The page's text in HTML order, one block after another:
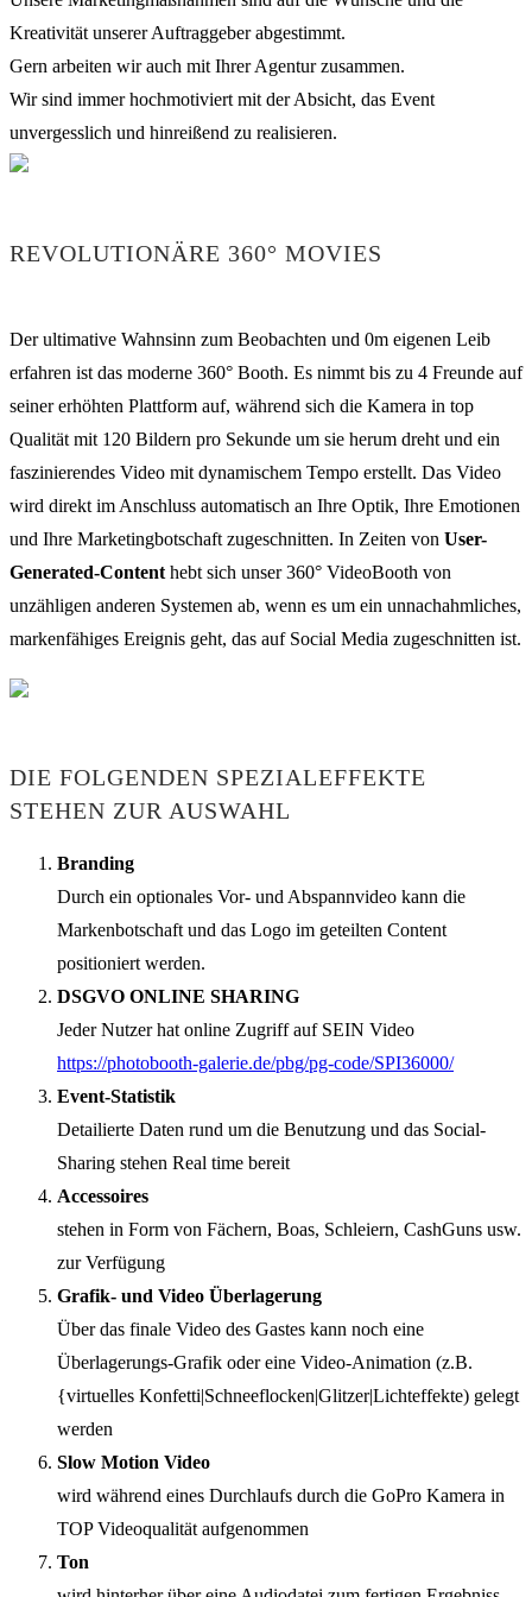
Kreativität unserer Auftraggeber abgestimmt.
Gern arbeiten wir auch mit Ihrer Agentur zusammen.
Wir sind immer hochmotiviert mit der Absicht, das Event
unvergesslich und hinreißend zu realisieren.
REVOLUTIONÄRE 360° MOVIES
Der ultimative Wahnsinn zum Beobachten und 0m eigenen Leib
erfahren ist das moderne 360° Booth. Es nimmt bis zu 4 Freunde auf
seiner erhöhten Plattform auf, während sich die Kamera in top
Qualität mit 120 Bildern pro Sekunde um sie herum dreht und ein
faszinierendes Video mit dynamischem Tempo erstellt. Das Video
wird direkt im Anschluss automatisch an Ihre Optik, Ihre Emotionen
und Ihre Marketingbotschaft zugeschnitten. In Zeiten von User-
Generated-Content hebt sich unser 360° VideoBooth von
unzähligen anderen Systemen ab, wenn es um ein unnachahmliches,
markenfähiges Ereignis geht, das auf Social Media zugeschnitten ist.
DIE FOLGENDEN SPEZIALEFFEKTE
STEHEN ZUR AUSWAHL
Branding
Durch ein optionales Vor- und Abspannvideo kann die
Markenbotschaft und das Logo im geteilten Content
positioniert werden.
DSGVO ONLINE SHARING
Jeder Nutzer hat online Zugriff auf SEIN Video
https://photobooth-galerie.de/pbg/pg-code/SPI36000/
Event-Statistik
Detailierte Daten rund um die Benutzung und das Social-
Sharing stehen Real time bereit
Accessoires
stehen in Form von Fächern, Boas, Schleiern, CashGuns usw.
zur Verfügung
Grafik- und Video Überlagerung
Über das finale Video des Gastes kann noch eine
Überlagerungs-Grafik oder eine Video-Animation (z.B.
{virtuelles Konfetti|Schneeflocken|Glitzer|Lichteffekte) gelegt
werden
Slow Motion Video
wird während eines Durchlaufs durch die GoPro Kamera in
TOP Videoqualität aufgenommen
Ton